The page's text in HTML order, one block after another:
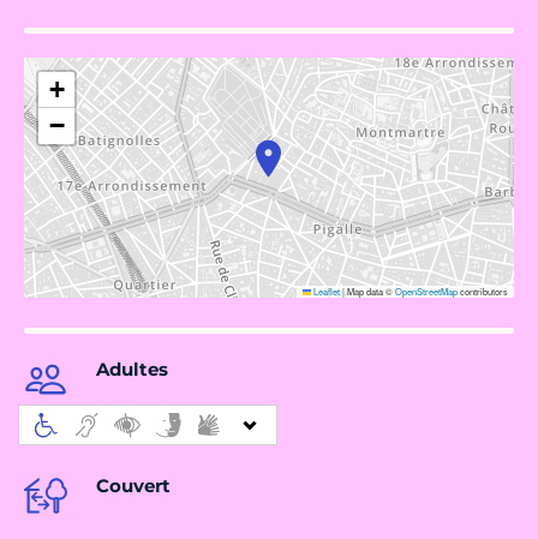
+
−
Leaflet|Map data ©OpenStreetMapcontributors
Adultes
Couvert